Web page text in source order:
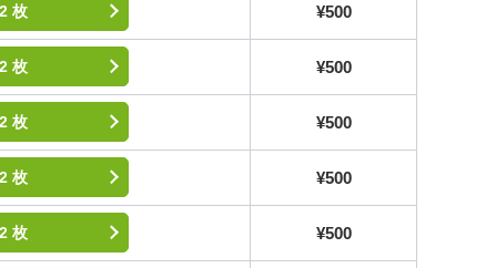
枚 ¥500
枚 ¥500
枚 ¥500
枚 ¥500
枚 ¥500